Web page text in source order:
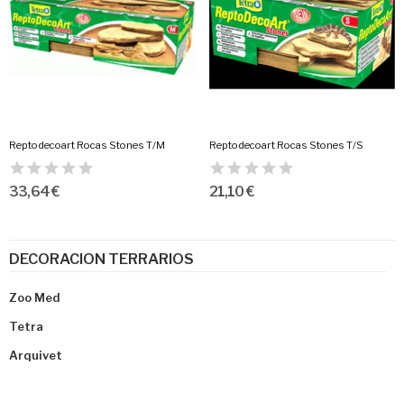
DECORACION TERRARIOS
Zoo Med
Tetra
Arquivet
Reptodecoart Rocas Stones T/M
33,64 €
Reptodecoart Rocas Stones T/S
21,10 €